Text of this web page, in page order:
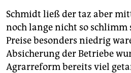
Schmidt ließ der taz aber
noch lange nicht so schlimm
Preise besonders niedrig
Absicherung der Betriebe
Agrarreform bereits viel